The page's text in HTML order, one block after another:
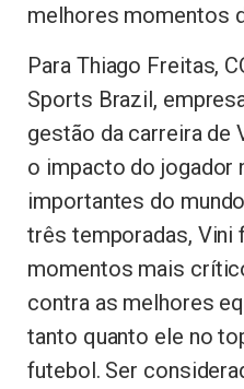
melhores momentos
Para Thiago Freitas,
Sports Brazil,
gestão da carreira de
o impacto do jogador
importantes do
três temporadas,
momentos mais
contra as melhores
tanto quanto ele no
futebol. Ser